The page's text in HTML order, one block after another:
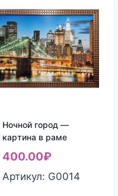
Ночной город —
картина в раме
400.00₽
Артикул: G0014